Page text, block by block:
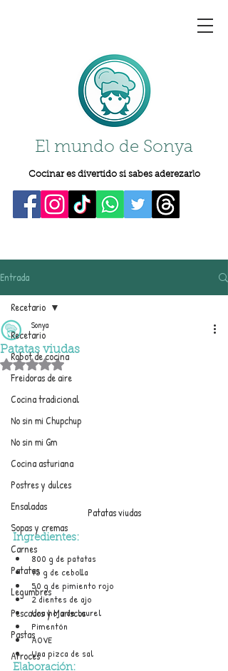
El mundo de Sonya
Cocinar es divertido si sabes aderezarlo
Entrada
Recetario
Robot de cocina
Freidoras de aire
Cocina tradicional
No sin mi Chupchup
No sin mi Gm
Cocina asturiana
Postres y dulces
Ensaladas
Sopas y cremas
Carnes
Patatas
Legumbres
Pescados y Mariscos
Pastas
Arroces
Recetario
Patatas viudas
Sonya
Obtuvo NaN de 5 estrellas.
Patatas viudas
Ingredientes:
800 g de patatas
75 g de cebolla
50 g de pimiento rojo
2 dientes de ajo
Una hoja de laurel
Pimentón
AOVE
Una pizca de sal
Elaboración: